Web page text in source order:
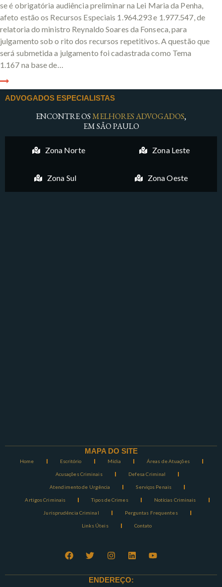
se é obrigatória audiência preliminar na Lei Maria da Penha,
afeto estão os Recursos Especiais 1.964.293 e 1.977.547, de
relatoria do ministro Reynaldo Soares da Fonseca, para
julgamento sob o rito dos recursos repetitivos. A questão que
será submetida a julgamento foi cadastrada como Tema
1.167 na base de…
ADVOGADOS ESPECIALISTAS
ENCONTRE OSMELHORES ADVOGADOS,
EM SÃO PAULO
Zona Norte Zona Leste
Zona Sul Zona Oeste
MAPA DO SITE
Home Escritório Mídia Áreas de Atuações
Acusações Criminais Defesa Criminal
Atendimento de Urgência Serviços Penais
Artigos Criminais Tipos de Crimes Notícias Criminais
Jurisprudência Criminal Perguntas Frequentes
Links Úteis Contato
ENDEREÇO: